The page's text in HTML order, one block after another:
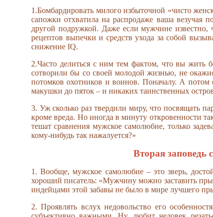
1.Бомбардировать милого избыточной «чисто
сапожки отхватила на распродаже ваша
другой подружкой. Даже если мужчине известно,
рецептов выпечки и средств ухода за собой
снижение IQ.
2.Часто делиться с ним тем фактом, что вы жить
сотворили бы со своей молодой жизнью, не
потомков охотников и воинов. Поначалу. А потом
макушки до пяток – и никаких таинственных
3. Уж сколько раз твердили миру, что посвящать
кроме вреда. Но иногда в минуту откровенности
тешат сравнения мужское самолюбие, только
кому-нибудь так нажалуется?»
Вторая заповедь
1. Вообще, мужское самолюбие – это зверь,
хороший писатель: «Мужчину можно заставить
индейцами этой забавы не было в мире лучшего
2. Проявлять вслух недовольство его